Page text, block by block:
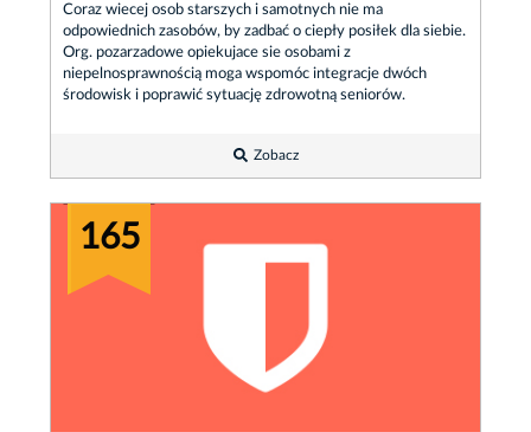
Coraz wiecej osob starszych i samotnych nie ma
odpowiednich zasobów, by zadbać o ciepły posiłek dla siebie.
Org. pozarzadowe opiekujace sie osobami z
niepelnosprawnością moga wspomóc integracje dwóch
środowisk i poprawić sytuację zdrowotną seniorów.
Zobacz
165